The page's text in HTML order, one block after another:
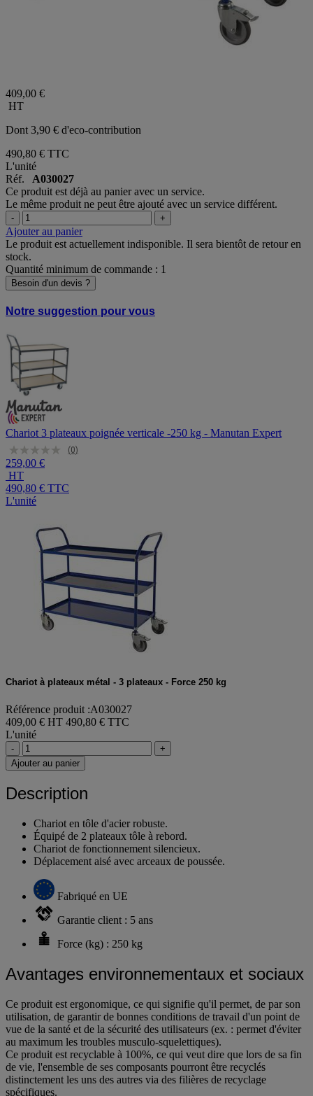
409,00 €
HT
Dont 3,90 € d'eco-contribution
490,80 € TTC
L'unité
Réf. A030027
Ce produit est déjà au panier avec un service.
Le même produit ne peut être ajouté avec un service différent.
- +
Ajouter au panier
Le produit est actuellement indisponible. Il sera bientôt de retour en
stock.
Quantité minimum de commande : 1
Besoin d'un devis ?
Notre suggestion pour vous
Chariot 3 plateaux poignée verticale -250 kg - Manutan Expert
(0)
259,00 €
HT
490,80 € TTC
L'unité
Chariot à plateaux métal - 3 plateaux - Force 250 kg
Référence produit :A030027
409,00 € HT 490,80 € TTC
L'unité
-
+
Ajouter au panier
Description
Chariot en tôle d'acier robuste.
Équipé de 2 plateaux tôle à rebord.
Chariot de fonctionnement silencieux.
Déplacement aisé avec arceaux de poussée.
Fabriqué en UE
Garantie client : 5 ans
Force (kg) : 250 kg
Avantages environnementaux et sociaux
Ce produit est ergonomique, ce qui signifie qu'il permet, de par son
utilisation, de garantir de bonnes conditions de travail d'un point de
vue de la santé et de la sécurité des utilisateurs (ex. : permet d'éviter
au maximum les troubles musculo-squelettiques).
Ce produit est recyclable à 100%, ce qui veut dire que lors de sa fin
de vie, l'ensemble de ses composants pourront être recyclés
distinctement les uns des autres via des filières de recyclage
spécifiques.